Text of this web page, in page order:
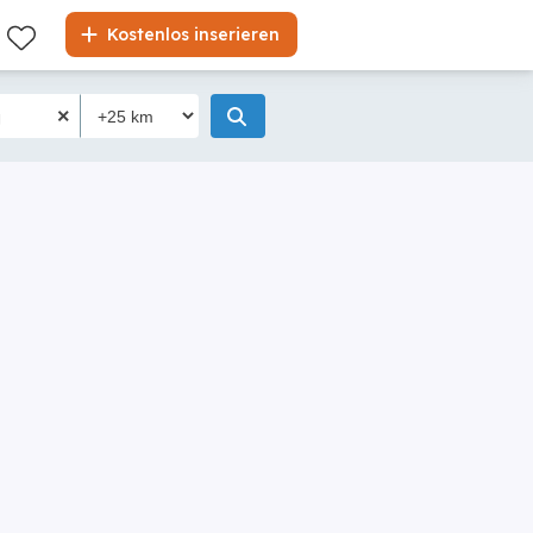
Kostenlos inserieren